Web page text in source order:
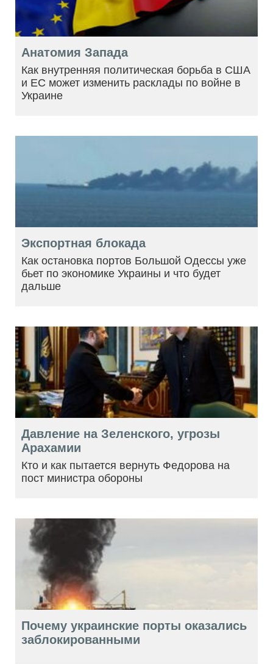
Анатомия Запада
Как внутренняя политическая борьба в США
и ЕС может изменить расклады по войне в
Украине
Экспортная блокада
Как остановка портов Большой Одессы уже
бьет по экономике Украины и что будет
дальше
Давление на Зеленского, угрозы
Арахамии
Кто и как пытается вернуть Федорова на
пост министра обороны
Почему украинские порты оказались
заблокированными